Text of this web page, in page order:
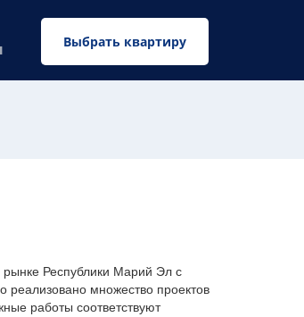
Выбрать квартиру
Республики Марий Эл с
множество проектов
работы соответствуют